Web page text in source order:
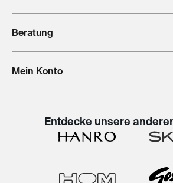
Beratung
Mein Konto
Entdecke unsere